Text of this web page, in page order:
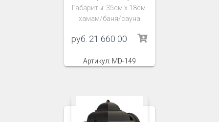
Габариты: 35см х 18см.
хамам/баня/сауна
руб. 21 660 00
Артикул: MD-149